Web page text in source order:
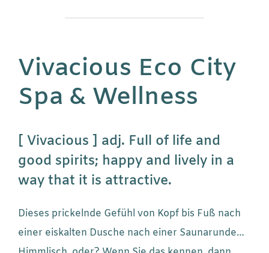
Vivacious Eco City
Spa & Wellness
[ Vivacious ] adj. Full of life and
good spirits; happy and lively in a
way that it is attractive.
Dieses prickelnde Gefühl von Kopf bis Fuß nach
einer eiskalten Dusche nach einer Saunarunde…